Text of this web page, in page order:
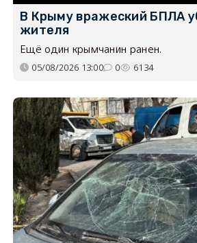
В Крыму вражеский БПЛА
жителя
Ещё один крымчанин ранен.
05/08/2026 13:00 0 6134